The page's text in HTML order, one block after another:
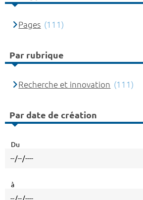
Pages (111)
Par rubrique
Recherche et innovation (111)
Par date de création
Du
à